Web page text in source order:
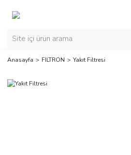
Anasayfa FILTRON Yakıt Filtresi